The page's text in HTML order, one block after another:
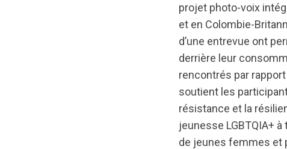
projet photo-voix
et en Colombie-
d’une entrevue ont
derrière leur
rencontrés par
soutient les
résistance et la
jeunesse LGBTQIA+
de jeunes femmes et